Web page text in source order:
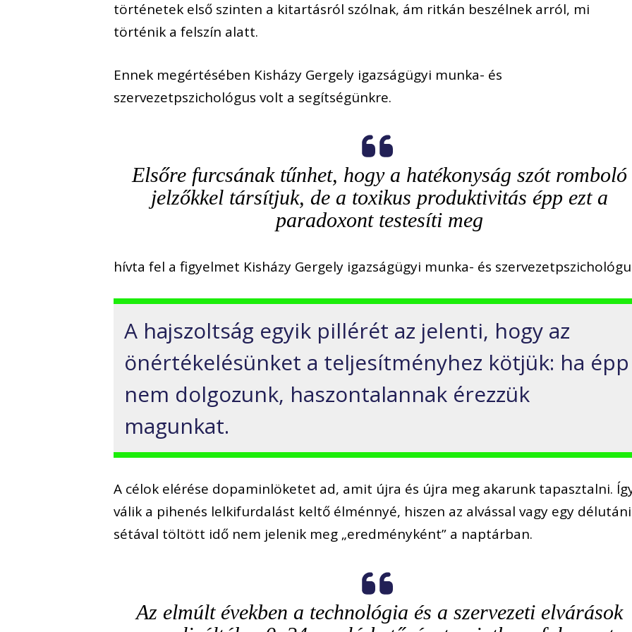
történetek első szinten a kitartásról szólnak, ám ritkán beszélnek arról, mi
történik a felszín alatt.
Ennek megértésében Kisházy Gergely igazságügyi munka- és
szervezetpszichológus volt a segítségünkre.
Elsőre furcsának tűnhet, hogy a hatékonyság szót romboló
jelzőkkel társítjuk, de a toxikus produktivitás épp ezt a
paradoxont testesíti meg
hívta fel a figyelmet Kisházy Gergely igazságügyi munka- és
A hajszoltság egyik pillérét az jelenti, hogy az
önértékelésünket a teljesítményhez kötjük: ha épp
nem dolgozunk, haszontalannak érezzük
magunkat.
A célok elérése dopaminlöketet ad, amit újra és újra meg akarunk tapasztalni.
válik a pihenés lelkifurdalást keltő élménnyé, hiszen az alvással vagy egy délutáni
sétával töltött idő nem jelenik meg „eredményként” a naptárban.
Az elmúlt években a technológia és a szervezeti elvárások